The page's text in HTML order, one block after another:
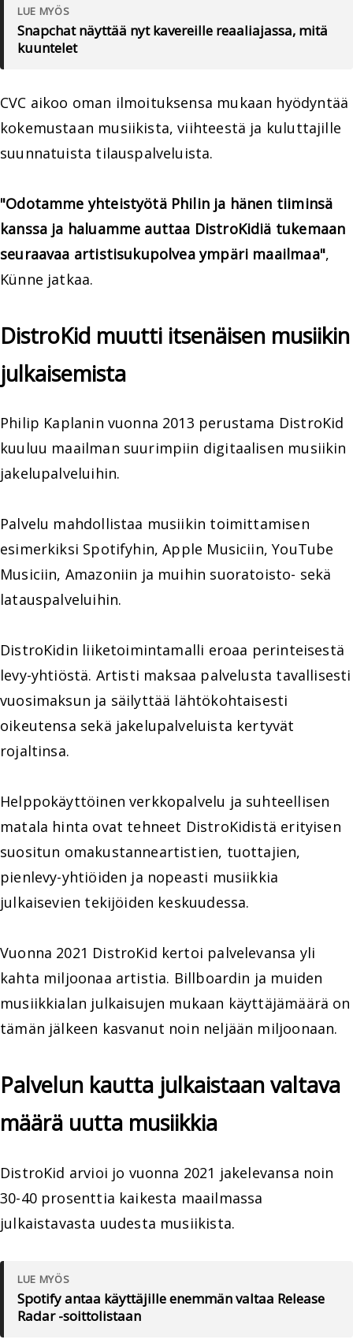
LUE MYÖS
Snapchat näyttää nyt kavereille reaaliajassa, mitä
kuuntelet
CVC aikoo oman ilmoituksensa mukaan hyödyntää
kokemustaan musiikista, viihteestä ja kuluttajille
suunnatuista tilauspalveluista.
"Odotamme yhteistyötä Philin ja hänen tiiminsä
kanssa ja haluamme auttaa DistroKidiä tukemaan
seuraavaa artistisukupolvea ympäri maailmaa",
Künne jatkaa.
DistroKid muutti itsenäisen musiikin
julkaisemista
Philip Kaplanin vuonna 2013 perustama DistroKid
kuuluu maailman suurimpiin digitaalisen musiikin
jakelupalveluihin.
Palvelu mahdollistaa musiikin toimittamisen
esimerkiksi Spotifyhin, Apple Musiciin, YouTube
Musiciin, Amazoniin ja muihin suoratoisto- sekä
latauspalveluihin.
DistroKidin liiketoimintamalli eroaa perinteisestä
levy-yhtiöstä. Artisti maksaa palvelusta tavallisesti
vuosimaksun ja säilyttää lähtökohtaisesti
oikeutensa sekä jakelupalveluista kertyvät
rojaltinsa.
Helppokäyttöinen verkkopalvelu ja suhteellisen
matala hinta ovat tehneet DistroKidistä erityisen
suositun omakustanneartistien, tuottajien,
pienlevy-yhtiöiden ja nopeasti musiikkia
julkaisevien tekijöiden keskuudessa.
Vuonna 2021 DistroKid kertoi palvelevansa yli
kahta miljoonaa artistia. Billboardin ja muiden
musiikkialan julkaisujen mukaan käyttäjämäärä on
tämän jälkeen kasvanut noin neljään miljoonaan.
Palvelun kautta julkaistaan valtava
määrä uutta musiikkia
DistroKid arvioi jo vuonna 2021 jakelevansa noin
30-40 prosenttia kaikesta maailmassa
julkaistavasta uudesta musiikista.
LUE MYÖS
Spotify antaa käyttäjille enemmän valtaa Release
Radar -soittolistaan